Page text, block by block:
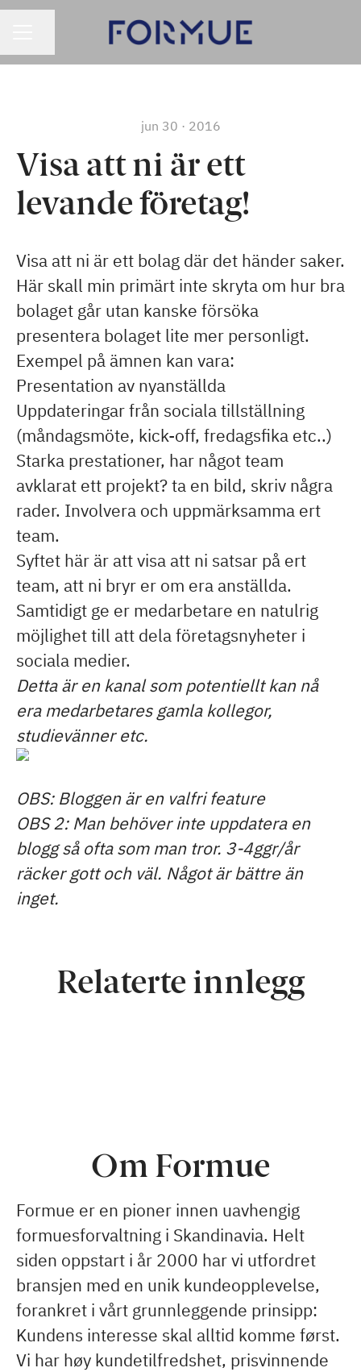
jun 30 · 2016
Visa att ni är ett
levande företag!
Visa att ni är ett bolag där det händer saker.
Här skall min primärt inte skryta om hur bra
bolaget går utan kanske försöka
presentera bolaget lite mer personligt.
Exempel på ämnen kan vara:
Presentation av nyanställda
Uppdateringar från sociala tillställning
(måndagsmöte, kick-off, fredagsfika etc..)
Starka prestationer, har något team
avklarat ett projekt? ta en bild, skriv några
rader. Involvera och uppmärksamma ert
team.
Syftet här är att visa att ni satsar på ert
team, att ni bryr er om era anställda.
Samtidigt ge er medarbetare en natulrig
möjlighet till att dela företagsnyheter i
sociala medier.
Detta är en kanal som potentiellt kan nå
era medarbetares gamla kollegor,
studievänner etc.
OBS: Bloggen är en valfri feature
OBS 2: Man behöver inte uppdatera en
blogg så ofta som man tror. 3-4ggr/år
räcker gott och väl. Något är bättre än
inget.
Relaterte innlegg
Top-10 & bästa företag i
tävlingen Tough Viking 2015
Om Formue
Formue er en pioner innen uavhengig
formuesforvaltning i Skandinavia. Helt
siden oppstart i år 2000 har vi utfordret
bransjen med en unik kundeopplevelse,
forankret i vårt grunnleggende prinsipp:
Kundens interesse skal alltid komme først.
Vi har høy kundetilfredshet, prisvinnende